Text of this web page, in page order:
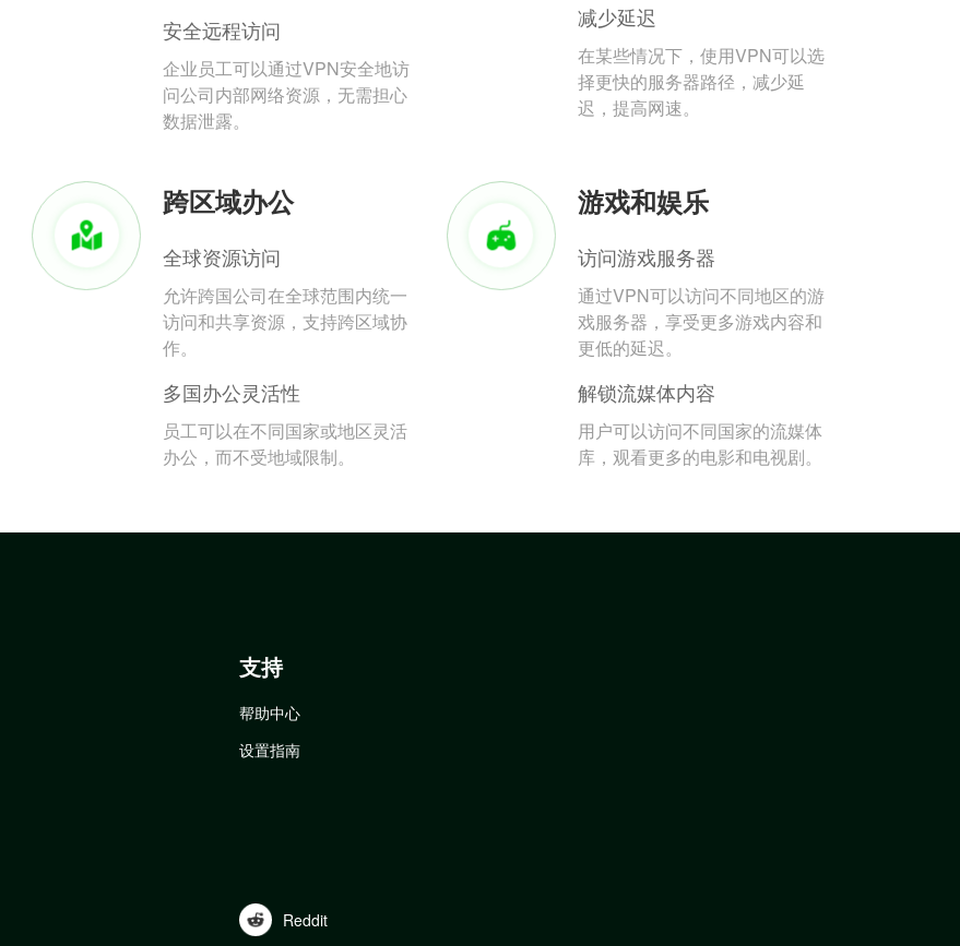
安全远程访问
企业员工可以通过VPN安全地访
问公司内部网络资源，无需担心
数据泄露。
减少延迟
在某些情况下，使用VPN可以选
择更快的服务器路径，减少延
迟，提高网速。
跨区域办公
全球资源访问
允许跨国公司在全球范围内统一
访问和共享资源，支持跨区域协
作。
多国办公灵活性
员工可以在不同国家或地区灵活
办公，而不受地域限制。
游戏和娱乐
访问游戏服务器
通过VPN可以访问不同地区的游
戏服务器，享受更多游戏内容和
更低的延迟。
解锁流媒体内容
用户可以访问不同国家的流媒体
库，观看更多的电影和电视剧。
支持
帮助中心
设置指南
Reddit